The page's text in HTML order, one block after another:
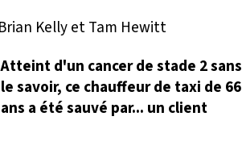
Atteint d'un cancer de stade 2 sans
le savoir, ce chauffeur de taxi de 66
ans a été sauvé par... un client